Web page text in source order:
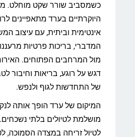
כשמסביב שורר שקט מוחלט.
היוקרתיים בערד מתאפיינים
אינטימית וביתית, עם עיצוב
המדברי, בריכות פרטיות
מול המרחבים הפתוחים.
דגש על רוגע, בריאות וחיבור
של התחדשות לגוף ולנפש.
המיקום של ערד הופך אותה
מושלמת לטיולים בלתי
לטיול זריחה במצדה הסמוכה,